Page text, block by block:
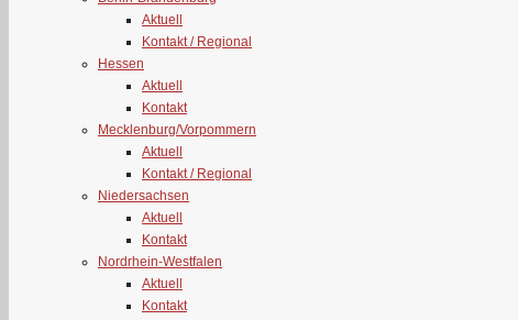
Aktuell
Kontakt / Regional
Hessen
Aktuell
Kontakt
Mecklenburg/Vorpommern
Aktuell
Kontakt / Regional
Niedersachsen
Aktuell
Kontakt
Nordrhein-Westfalen
Aktuell
Kontakt